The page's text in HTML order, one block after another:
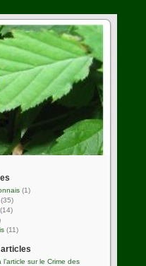
(1)
(35)
(14)
(11)
l’article sur le Crime des